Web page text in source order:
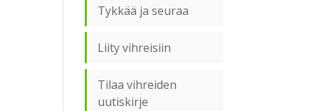
Tykkää ja seuraa
Liity vihreisiin
Tilaa vihreiden
uutiskirje